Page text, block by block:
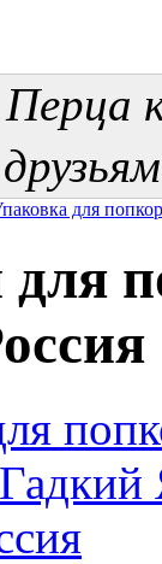
для
для